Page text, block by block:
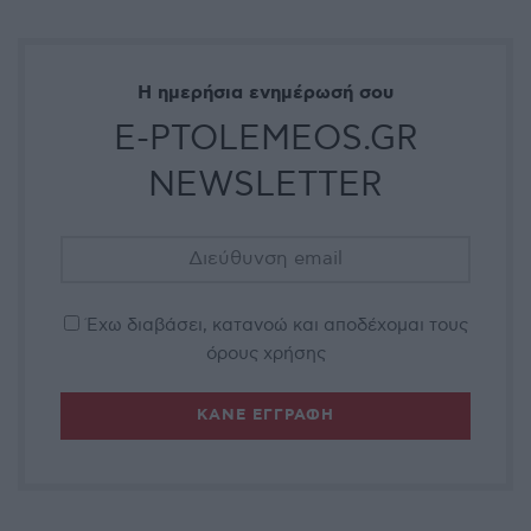
Η ημερήσια ενημέρωσή σου
E-PTOLEMEOS.GR
NEWSLETTER
Έχω διαβάσει, κατανοώ και αποδέχομαι τους
όρους χρήσης